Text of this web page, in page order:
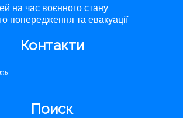
на час воєнного стану
попередження та евакуації
Контакти
Поиск